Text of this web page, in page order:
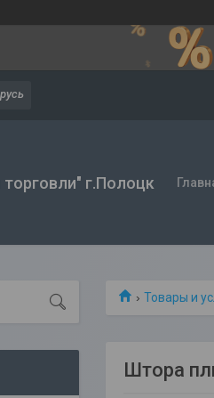
г.Полоцк
Товары и
Штора